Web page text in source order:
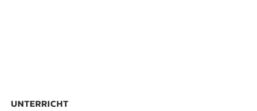
UNTERRICHT